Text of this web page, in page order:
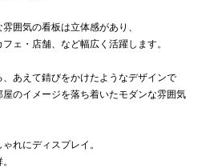
囲気の看板は立体感があり、
ェ・店舗、など幅広く活躍します。
あえて錆びをかけたようなデザインで
のイメージを落ち着いたモダンな雰囲気
れにディスプレイ。